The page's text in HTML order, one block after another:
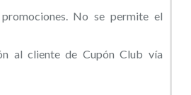
No se permite el
al cliente de Cupón Club vía